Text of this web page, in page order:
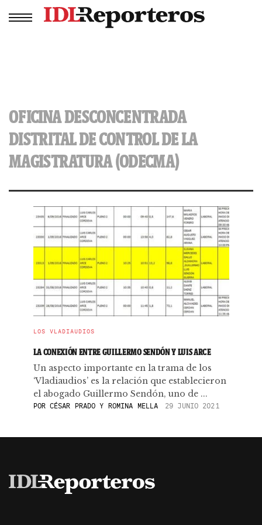
OFICINA DESCONCENTRADA
DISTRITAL DE CONTROL DE LA
MAGISTRATURA (ODECMA)
LOS VLADIAUDIOS
LA CONEXIÓN ENTRE GUILLERMO SENDÓN Y LUIS ARCE
Un aspecto importante en la trama de los
‘Vladiaudios’ es la relación que establecieron
el abogado Guillermo Sendón, uno de ...
PORCÉSAR PRADO Y ROMINA MELLA 29 JUNIO 2021